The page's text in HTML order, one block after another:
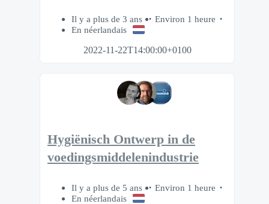
Il y a plus de 3 ans
Environ 1 heure
En néerlandais
2022-11-22T14:00:00+0100
Hygiënisch Ontwerp in de
voedingsmiddelenindustrie
Il y a plus de 5 ans
Environ 1 heure
En néerlandais